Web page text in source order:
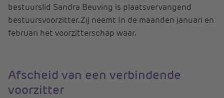
bestuurslid Sandra Beuving is plaatsvervangend
bestuursvoorzitter. Zij neemt In de maanden januari en
februari het voorzitterschap waar.
Afscheid van een verbindende
voorzitter